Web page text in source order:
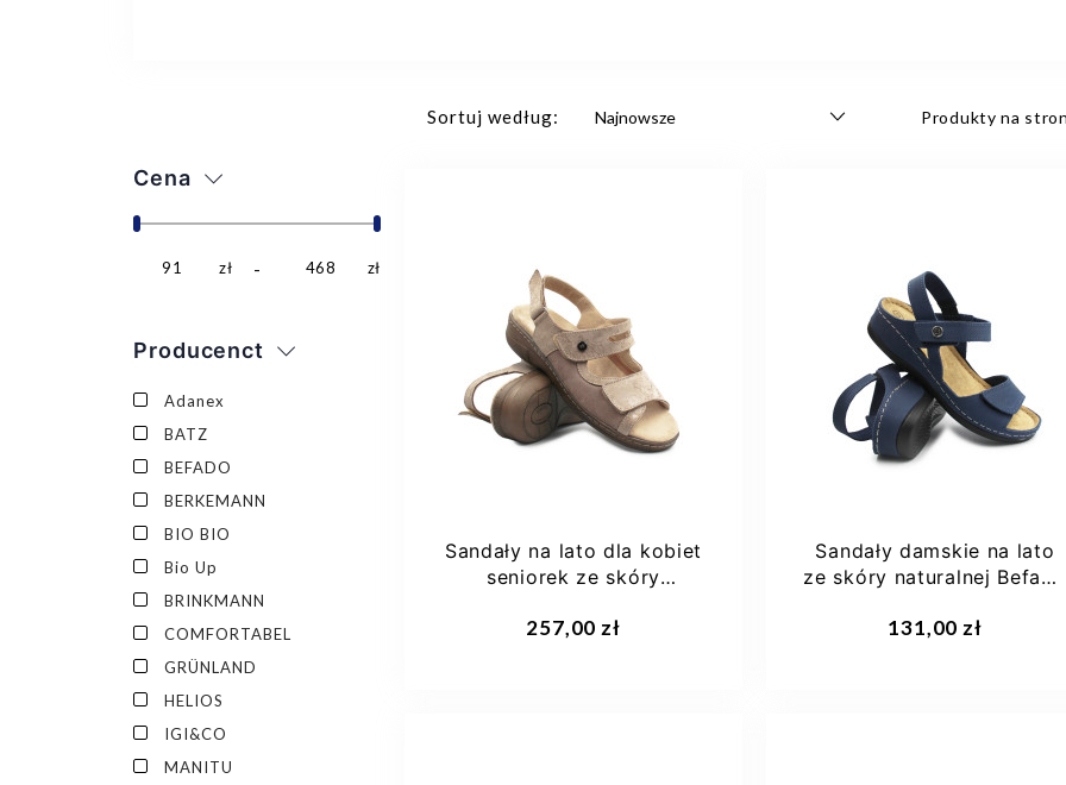
Cena
91 zł 468 zł
Producenct
Adanex
BATZ
BEFADO
BERKEMANN
BIO BIO
Bio Up
BRINKMANN
COMFORTABEL
GRÜNLAND
HELIOS
IGI&CO
MANITU
Sortuj według: Produkty na
Sandały na lato dla kobiet
seniorek ze skóry
257,00 zł
Sandały damskie na lato
ze skóry naturalnej Befado
131,00 zł